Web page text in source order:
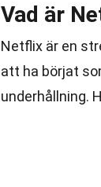
Vad är
Netflix är en
att ha börjat
underhållning.